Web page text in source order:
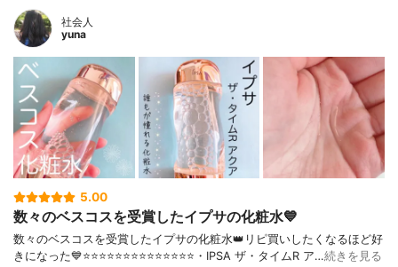
社会人
yuna
5.00
数々のベスコスを受賞したイプサの化粧水💙
数々のベスコスを受賞したイプサの化粧水👑リピ買いしたくなるほど好
きになった💙⭐️⭐️⭐️⭐️⭐️⭐️⭐️⭐️⭐️⭐️⭐️⭐️⭐️⭐️・IPSA ザ・タイムR ア…続きを見る